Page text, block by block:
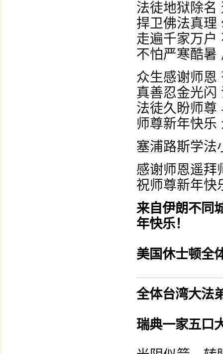
法徒地狱除名
捍卫佛法真理
走遍千家万户
不怕严寒酷暑
众生感谢师恩
真善忍金光闪
法徒久盼师尊
师尊新年快乐
塞浦路斯学法
感谢师恩遥拜
祝师尊新年快
来自伊朗不同
年快乐！
美国休士顿全
全体台湾大法
瑞典一家五口